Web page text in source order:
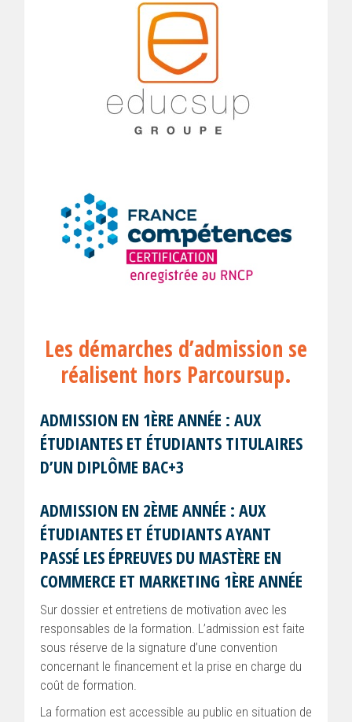
Les démarches d’admission se
réalisent hors Parcoursup.
ADMISSION EN 1ÈRE ANNÉE : AUX
ÉTUDIANTES ET ÉTUDIANTS TITULAIRES
D’UN DIPLÔME BAC+3
ADMISSION EN 2ÈME ANNÉE : AUX
ÉTUDIANTES ET ÉTUDIANTS AYANT
PASSÉ LES ÉPREUVES DU MASTÈRE EN
COMMERCE ET MARKETING 1ÈRE ANNÉE
Sur dossier et entretiens de motivation avec les
responsables de la formation. L’admission est faite
sous réserve de la signature d’une convention
concernant le financement et la prise en charge du
coût de formation.
La formation est accessible au public en situation de